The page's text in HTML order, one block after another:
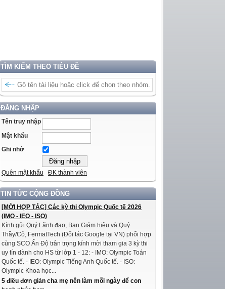
TÌM KIẾM THEO TIÊU ĐỀ
ĐĂNG NHẬP
Tên truy nhập
Mật khẩu
Ghi nhớ
Quên mật khẩu ĐK thành viên
TIN TỨC CỘNG ĐỒNG
[MỜI HỢP TÁC] Các kỳ thi Olympic Quốc tế 2026
(IMO - IEO - ISO)
Kính gửi Quý Lãnh đạo, Ban Giám hiệu và Quý
Thầy/Cô, FermatTech (Đối tác Google tại VN) phối hợp
cùng SCO Ấn Độ trân trọng kính mời tham gia 3 kỳ thi
uy tín dành cho HS từ lớp 1 - 12: - IMO: Olympic Toán
Quốc tế. - IEO: Olympic Tiếng Anh Quốc tế. - ISO:
Olympic Khoa học...
5 điều đơn giản cha mẹ nên làm mỗi ngày để con